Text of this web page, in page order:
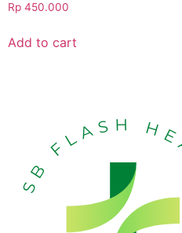
Rp 450.000
Add to cart